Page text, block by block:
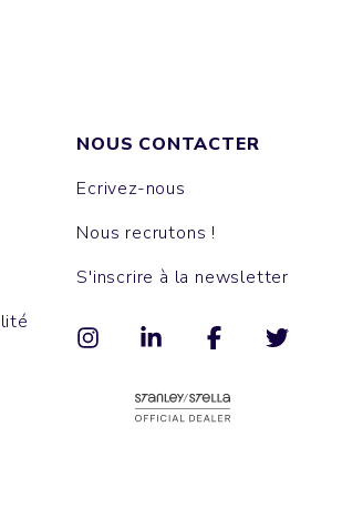
NOUS CONTACTER
Ecrivez-nous
Nous recrutons !
S'inscrire à la newsletter